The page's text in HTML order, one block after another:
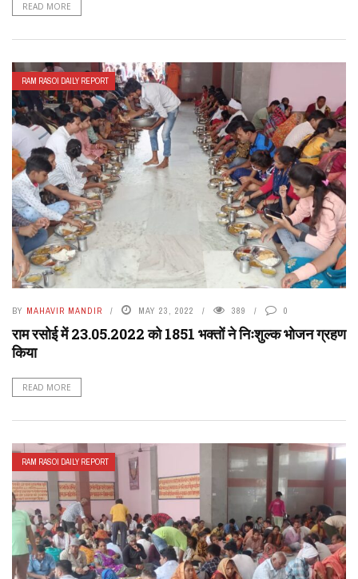
READ MORE
RAM RASOI DAILY REPORT
BY MAHAVIR MANDIR MAY 23, 2022 389 0
राम रसोई में 23.05.2022 को 1851 भक्तों ने निःशुल्क भोजन ग्रहण
किया
READ MORE
RAM RASOI DAILY REPORT